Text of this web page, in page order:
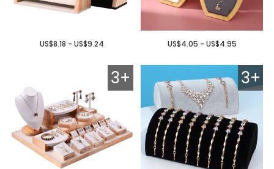
US$4.05 - US$4.95
US$8.18 - US$9.24
3+
3+